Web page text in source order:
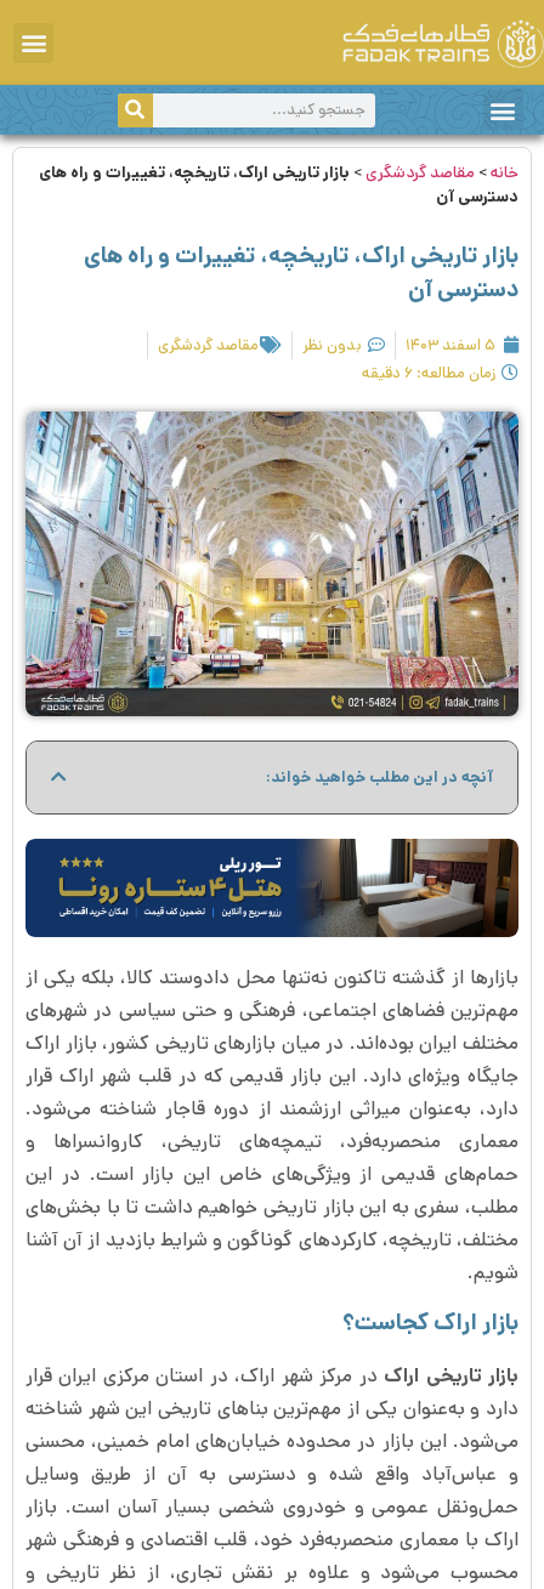
خانه> مقاصد گردشگری> بازار تاریخی اراک، تاریخچه، تغییرات و راه های
دسترسی آن
بازار تاریخی اراک، تاریخچه، تغییرات و راه های
دسترسی آن
۵ اسفند ۱۴۰۳ بدون نظر
مقاصد گردشگری
زمان مطالعه: ۶ دقیقه
آنچه در این مطلب خواهید خواند:
بازارها از گذشته تاکنون نه‌تنها محل دادوستد کالا، بلکه یکی از
مهم‌ترین فضاهای اجتماعی، فرهنگی و حتی سیاسی در شهرهای
مختلف ایران بوده‌اند. در میان بازارهای تاریخی کشور، بازار اراک
جایگاه ویژه‌ای دارد. این بازار قدیمی که در قلب شهر اراک قرار
دارد، به‌عنوان میراثی ارزشمند از دوره قاجار شناخته می‌شود.
معماری منحصر‌به‌فرد، تیمچه‌های تاریخی، کاروانسراها و
حمام‌های قدیمی از ویژگی‌های خاص این بازار است. در این
مطلب، سفری به این بازار تاریخی خواهیم داشت تا با بخش‌های
مختلف، تاریخچه، کارکردهای گوناگون و شرایط بازدید از آن آشنا
شویم.
بازار اراک کجاست؟
بازار تاریخی اراک در مرکز شهر اراک، در استان مرکزی ایران قرار
دارد و به‌عنوان یکی از مهم‌ترین بناهای تاریخی این شهر شناخته
می‌شود. این بازار در محدوده خیابان‌های امام خمینی، محسنی
و عباس‌آباد واقع شده و دسترسی به آن از طریق وسایل
حمل‌ونقل عمومی و خودروی شخصی بسیار آسان است. بازار
اراک با معماری منحصربه‌فرد خود، قلب اقتصادی و فرهنگی شهر
محسوب می‌شود و علاوه بر نقش تجاری، از نظر تاریخی و